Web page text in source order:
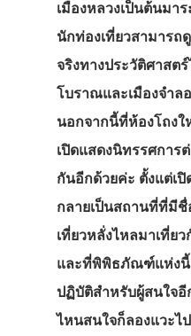
เมืองหลวงเป็นต้นมา
นักท่องเที่ยวสามารถ
จริงทางประวัติศาสต
โบราณและเมืองจำล
นอกจากนี้ที่ห้องโถง
เปิดแสดงนิทรรศการ
กันอีกด้วยค่ะ ตั้งแต่
กลายเป็นสถานที่ที่มีชื่
เที่ยวหลั่งไหลมาเที่ย
และที่พิพิธภัณฑ์แห่งนี้
ปฏิบัติสำหรับผู้สนใจอี
ไหนสนใจก็ลองแวะไ